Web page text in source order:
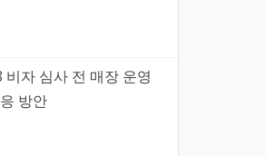
자 심사 전 매장 운영
방안